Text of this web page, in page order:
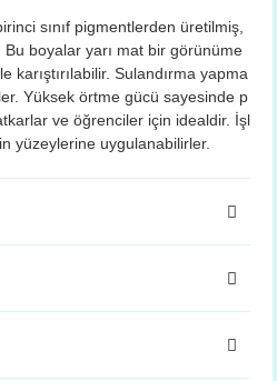
sınıf pigmentlerden üretilmiş,
Bu boyalar yarı mat bir görünüme
karıştırılabilir. Sulandırma yapma
Yüksek örtme gücü sayesinde p
ve öğrenciler için idealdir. İşl
yüzeylerine uygulanabilirler.